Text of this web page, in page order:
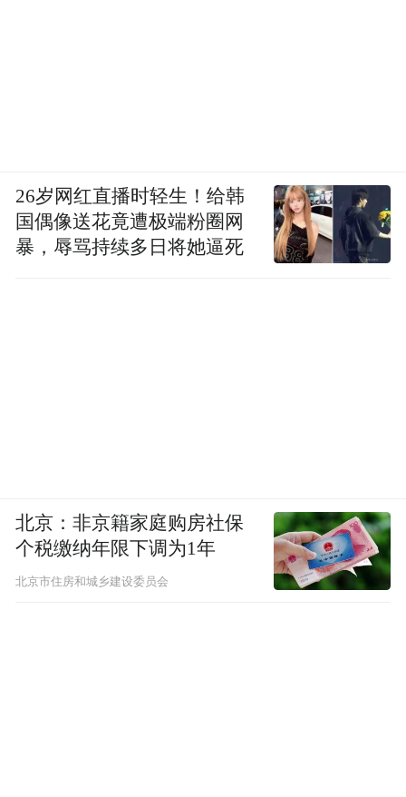
26岁网红直播时轻生！给韩
国偶像送花竟遭极端粉圈网
暴，辱骂持续多日将她逼死
北京：非京籍家庭购房社保
个税缴纳年限下调为1年
北京市住房和城乡建设委员会